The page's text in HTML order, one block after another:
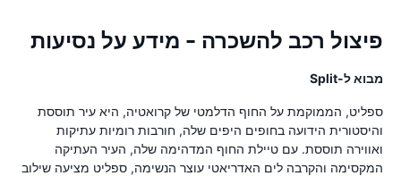
פיצול רכב להשכרה - מידע על נסיעות
מבוא ל-Split
ספליט, הממוקמת על החוף הדלמטי של קרואטיה, היא עיר תוססת
והיסטורית הידועה בחופים היפים שלה, חורבות רומיות עתיקות
ואווירה תוססת. עם טיילת החוף המדהימה שלה, העיר העתיקה
המקסימה והקרבה לים האדריאטי עוצר הנשימה, ספליט מציעה שילוב